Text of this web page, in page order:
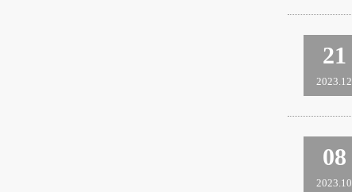
21
2023.12
08
2023.10